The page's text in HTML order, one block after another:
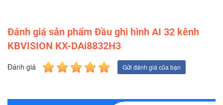
Đánh giá sản phẩm Đầu ghi hình AI 32 kênh
KBVISION KX-DAi8832H3
Đánh giá Gửi đánh giá của bạn